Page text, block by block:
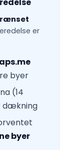
er
byer
(14
dækning
byer